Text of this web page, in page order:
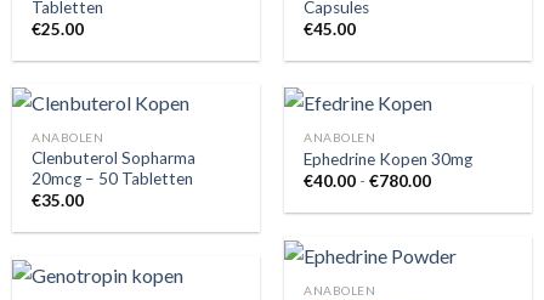
Tabletten
€25.00
Capsules
€45.00
ANABOLEN
Clenbuterol Sopharma
20mcg – 50 Tabletten
€35.00
ANABOLEN
Ephedrine Kopen 30mg
€40.00 - €780.00Prijsklasse:
tot
ANABOLEN